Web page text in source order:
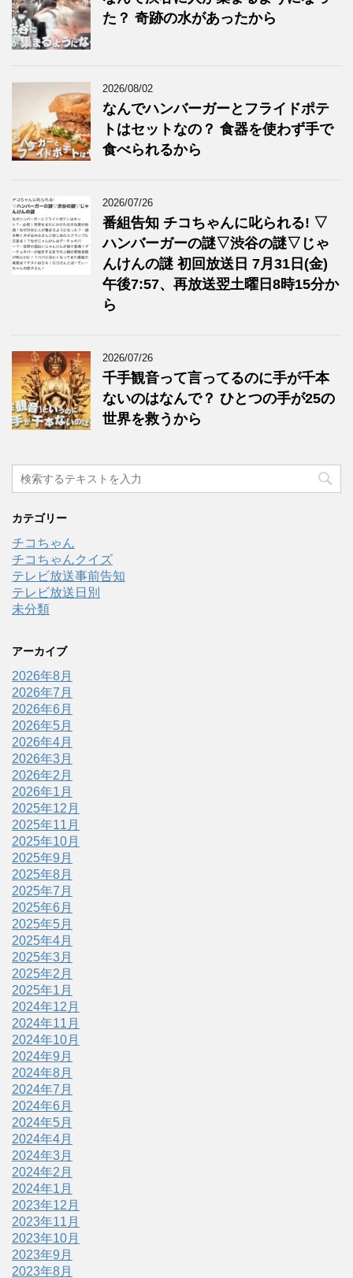
た？ 奇跡の水があったから
2026/08/02
なんでハンバーガーとフライドポテ
トはセットなの？ 食器を使わず手で
食べられるから
2026/07/26
番組告知 チコちゃんに叱られる! ▽
ハンバーガーの謎▽渋谷の謎▽じゃ
んけんの謎 初回放送日 7月31日(金)
午後7:57、再放送翌土曜日8時15分か
ら
2026/07/26
千手観音って言ってるのに手が千本
ないのはなんで？ ひとつの手が25の
世界を救うから
カテゴリー
チコちゃん
チコちゃんクイズ
テレビ放送事前告知
テレビ放送日別
未分類
アーカイブ
2026年8月
2026年7月
2026年6月
2026年5月
2026年4月
2026年3月
2026年2月
2026年1月
2025年12月
2025年11月
2025年10月
2025年9月
2025年8月
2025年7月
2025年6月
2025年5月
2025年4月
2025年3月
2025年2月
2025年1月
2024年12月
2024年11月
2024年10月
2024年9月
2024年8月
2024年7月
2024年6月
2024年5月
2024年4月
2024年3月
2024年2月
2024年1月
2023年12月
2023年11月
2023年10月
2023年9月
2023年8月